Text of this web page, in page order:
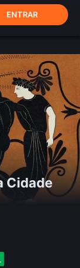
ENTRAR
Cidade